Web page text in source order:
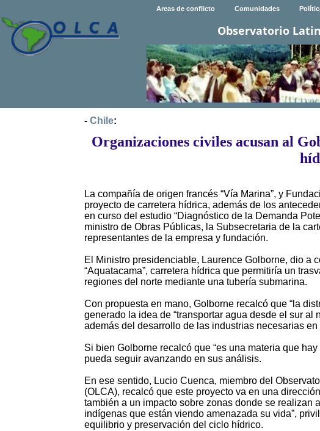
Areas de conflicto Comunidades
Observatorio
- Chile:
Organizaciones civiles acusan al
La compañía de origen francés “Vía Marina”, y
proyecto de carretera hídrica, además de los
en curso del estudio “Diagnóstico de la Demanda
ministro de Obras Públicas, la Subsecretaria de la
representantes de la empresa y fundación.
El Ministro presidenciable, Laurence Golborne, dio a
“Aquatacama”, carretera hídrica que permitiría un
regiones del norte mediante una tubería submarina.
Con propuesta en mano, Golborne recalcó que “la
generado la idea de “transportar agua desde el sur
además del desarrollo de las industrias necesarias en
Si bien Golborne recalcó que “es una materia que
pueda seguir avanzando en sus análisis.
En ese sentido, Lucio Cuenca, miembro del
(OLCA), recalcó que este proyecto va en una
también a un impacto sobre zonas donde se
indígenas que están viendo amenazada su vida”,
equilibrio y preservación del ciclo hídrico.